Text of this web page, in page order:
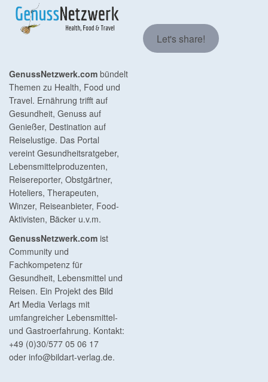
GenussNetzwerk.com bündelt
Themen zu Health, Food und
Travel. Ernährung trifft auf
Gesundheit, Genuss auf
Genießer, Destination auf
Reiselustige. Das Portal
vereint Gesundheitsratgeber,
Lebensmittelproduzenten,
Reisereporter, Obstgärtner,
Hoteliers, Therapeuten,
Winzer, Reiseanbieter, Food-
Aktivisten, Bäcker u.v.m.
GenussNetzwerk.com ist
Community und
Fachkompetenz für
Gesundheit, Lebensmittel und
Reisen. Ein Projekt des Bild
Art Media Verlags mit
umfangreicher Lebensmittel-
und Gastroerfahrung. Kontakt:
+49 (0)30/577 05 06 17
oder info@bildart-verlag.de.
Let's share!